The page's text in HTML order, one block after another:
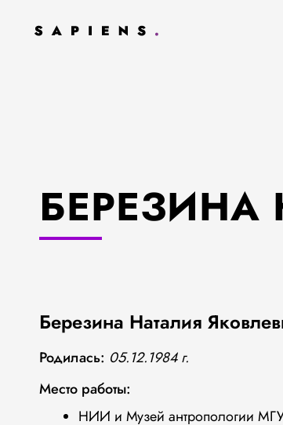
БЕРЕЗИНА
Березина Наталия
Родилась: 05.12.1984 г.
Место работы:
НИИ и Музей антропологии